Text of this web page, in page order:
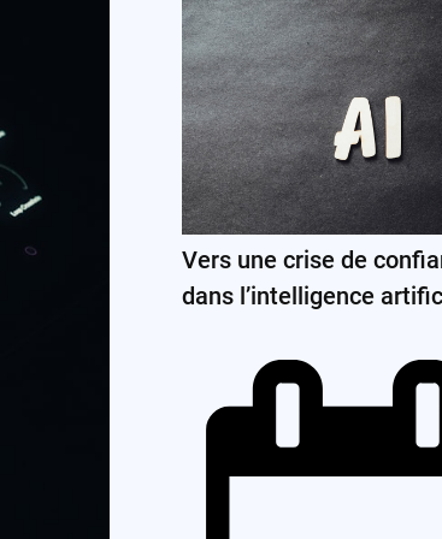
Vers une crise de
dans l’intelligence